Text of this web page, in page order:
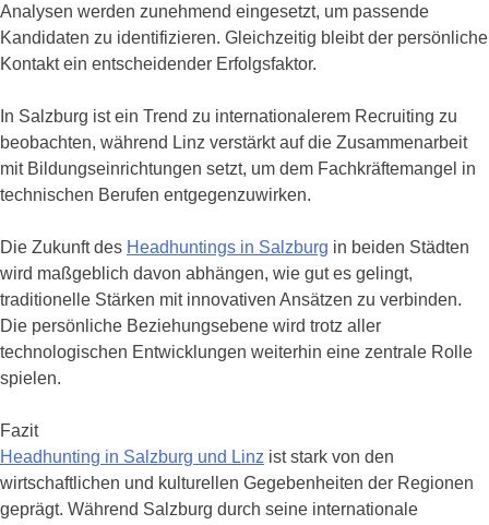
Analysen werden zunehmend eingesetzt, um passende
Kandidaten zu identifizieren. Gleichzeitig bleibt der persönliche
Kontakt ein entscheidender Erfolgsfaktor.
In Salzburg ist ein Trend zu internationalerem Recruiting zu
beobachten, während Linz verstärkt auf die Zusammenarbeit
mit Bildungseinrichtungen setzt, um dem Fachkräftemangel in
technischen Berufen entgegenzuwirken.
Die Zukunft des Headhuntings in Salzburg in beiden Städten
wird maßgeblich davon abhängen, wie gut es gelingt,
traditionelle Stärken mit innovativen Ansätzen zu verbinden.
Die persönliche Beziehungsebene wird trotz aller
technologischen Entwicklungen weiterhin eine zentrale Rolle
spielen.
Fazit
Headhunting in Salzburg und Linz ist stark von den
wirtschaftlichen und kulturellen Gegebenheiten der Regionen
geprägt. Während Salzburg durch seine internationale